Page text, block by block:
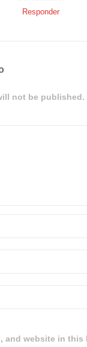
Responder
not be published.
and website in this